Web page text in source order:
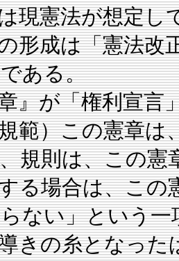
現憲法が想定し
形成は「憲法改
ある。
が「権利宣言
範）この憲章は
規則は、この
る場合は、こ
ない」という
きの糸となった